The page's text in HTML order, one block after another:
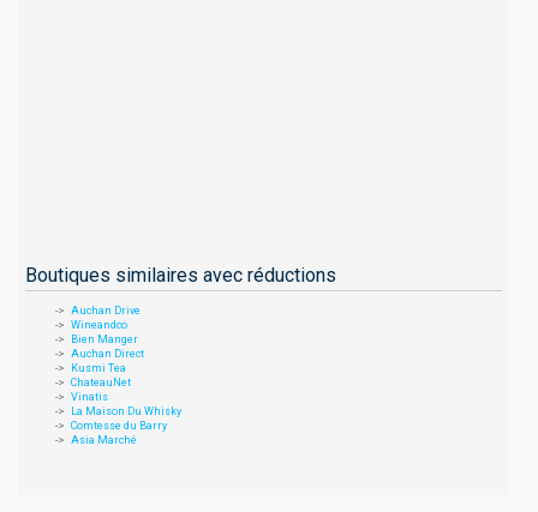
Boutiques similaires avec réductions
Auchan Drive
Wineandco
Bien Manger
Auchan Direct
Kusmi Tea
ChateauNet
Vinatis
La Maison Du Whisky
Comtesse du Barry
Asia Marché